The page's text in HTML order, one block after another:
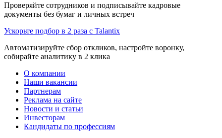
Проверяйте сотрудников и подписывайте кадровые
документы без бумаг и личных встреч
Ускорьте подбор в 2 раза с Talantix
Автоматизируйте сбор откликов, настройте воронку,
собирайте аналитику в 2 клика
О компании
Наши вакансии
Партнерам
Реклама на сайте
Новости и статьи
Инвесторам
Кандидаты по профессиям